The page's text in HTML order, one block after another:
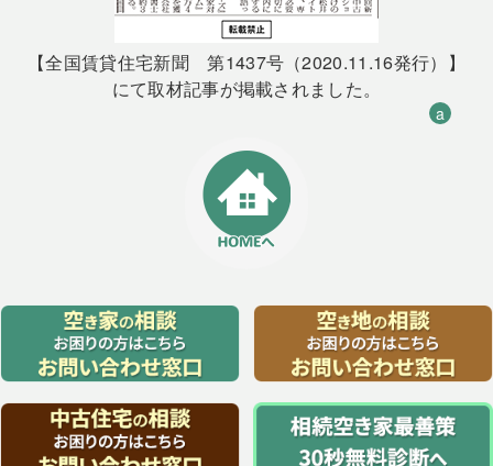
【全国賃貸住宅新聞 第1437号（2020.11.16発行）】
にて取材記事が掲載されました。
a